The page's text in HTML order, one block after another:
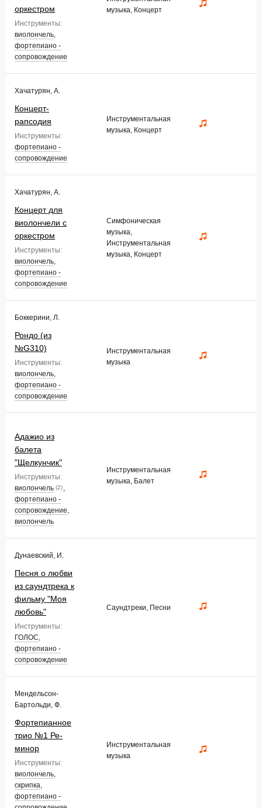
оркестром
Инструменты:
виолончель,
фортепиано -
сопровождение
музыка, Концерт
Хачатурян, А.
Концерт-
рапсодия
Инструменты:
фортепиано -
сопровождение
Инструментальная
музыка, Концерт
Хачатурян, А.
Концерт для
виолончели с
оркестром
Инструменты:
виолончель,
фортепиано -
сопровождение
Симфоническая
музыка,
Инструментальная
музыка, Концерт
Боккерини, Л.
Рондо (из
№G310)
Инструменты:
виолончель,
фортепиано -
сопровождение
Инструментальная
музыка
Адажио из
балета
"Щелкунчик"
Инструменты:
виолончель (2),
фортепиано -
сопровождение,
виолончель
Инструментальная
музыка, Балет
Дунаевский, И.
Песня о любви
из саундтрека к
фильму "Моя
любовь"
Инструменты:
ГОЛОС,
фортепиано -
сопровождение
Саундтреки, Песни
Мендельсон-
Бартольди, Ф.
Фортепианное
трио №1 Ре-
минор
Инструменты:
виолончель,
скрипка,
фортепиано -
Инструментальная
музыка